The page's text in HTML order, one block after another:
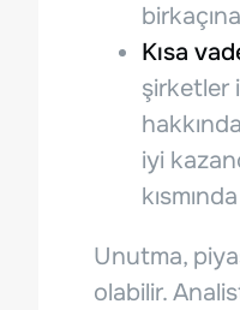
Kısa
şirketler
iyi
Unutma,
olabilir.